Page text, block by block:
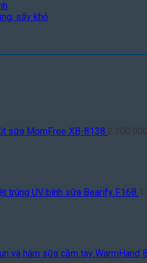
sấy khô
sữa MomFree XB-8138 2.300.000
trùng UV bình sữa Bearify F168
và hâm sữa cầm tay WarmHand